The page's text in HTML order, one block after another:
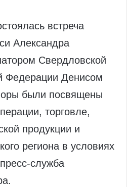
встреча
Александра
Свердловской
Федерации Денисом
были посвящены
торговле,
продукции и
региона в условиях
пресс-служба